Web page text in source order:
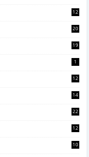
12
20
19
1
12
14
22
12
10